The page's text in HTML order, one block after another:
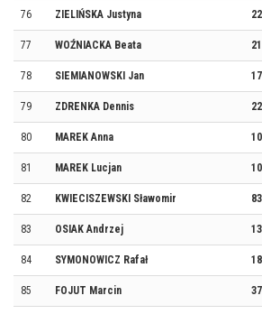
76 ZIELIŃSKA Justyna
77 WOŹNIACKA Beata
78 SIEMIANOWSKI Jan
79 ZDRENKA Dennis
80 MAREK Anna
81 MAREK Lucjan
82 KWIECISZEWSKI Sławomir 83
83 OSIAK Andrzej
84 SYMONOWICZ Rafał
85 FOJUT Marcin 37